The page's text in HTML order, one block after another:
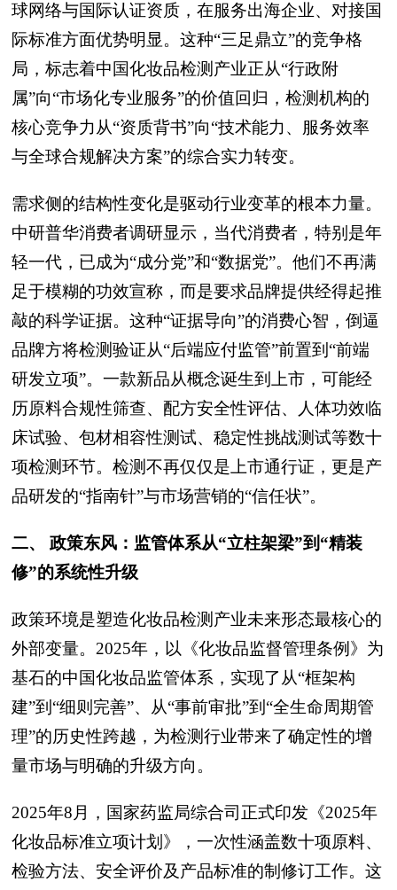
球网络与国际认证资质，在服务出海企业、对接国
际标准方面优势明显。这种“三足鼎立”的竞争格
局，标志着中国化妆品检测产业正从“行政附
属”向“市场化专业服务”的价值回归，检测机构的
核心竞争力从“资质背书”向“技术能力、服务效率
与全球合规解决方案”的综合实力转变。
需求侧的结构性变化是驱动行业变革的根本力量。
中研普华消费者调研显示，当代消费者，特别是年
轻一代，已成为“成分党”和“数据党”。他们不再满
足于模糊的功效宣称，而是要求品牌提供经得起推
敲的科学证据。这种“证据导向”的消费心智，倒逼
品牌方将检测验证从“后端应付监管”前置到“前端
研发立项”。一款新品从概念诞生到上市，可能经
历原料合规性筛查、配方安全性评估、人体功效临
床试验、包材相容性测试、稳定性挑战测试等数十
项检测环节。检测不再仅仅是上市通行证，更是产
品研发的“指南针”与市场营销的“信任状”。
二、 政策东风：监管体系从“立柱架梁”到“精装
修”的系统性升级
政策环境是塑造化妆品检测产业未来形态最核心的
外部变量。2025年，以《化妆品监督管理条例》为
基石的中国化妆品监管体系，实现了从“框架构
建”到“细则完善”、从“事前审批”到“全生命周期管
理”的历史性跨越，为检测行业带来了确定性的增
量市场与明确的升级方向。
2025年8月，国家药监局综合司正式印发《2025年
化妆品标准立项计划》，一次性涵盖数十项原料、
检验方法、安全评价及产品标准的制修订工作。这